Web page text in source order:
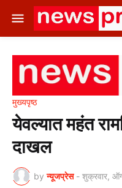
मुख्यपृष्ठ
येवल्यात महंत
दाखल
by न्यूजप्रेस - शुक्रवार,